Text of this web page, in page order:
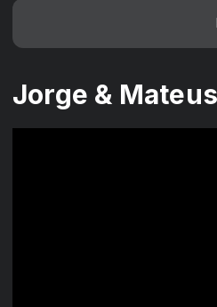
Jorge &